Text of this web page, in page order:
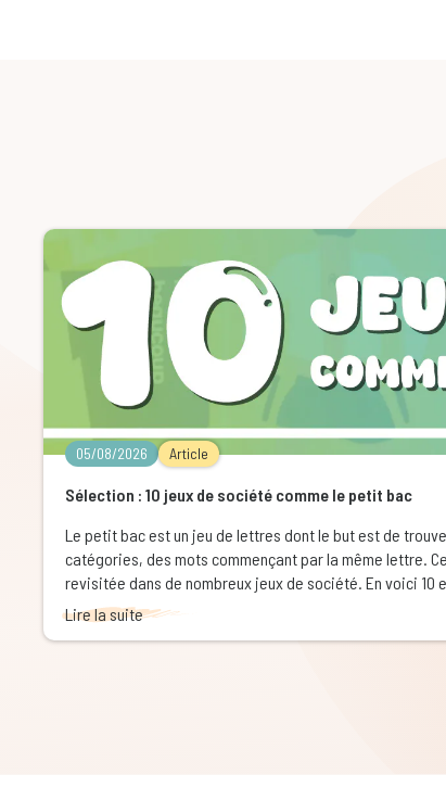
05/08/2026 Article
Sélection : 10 jeux de société comme le petit bac
Le petit bac est un jeu de lettres dont le but est de
catégories, des mots commençant par la même lettre.
revisitée dans de nombreux jeux de société. En voici 10
Lire la suite